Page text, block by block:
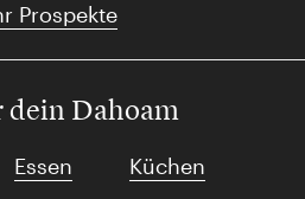
Prospekte
dein Dahoam
Essen Küchen